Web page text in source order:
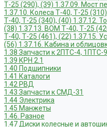
Т-25 (290), (39) 1.37.09. Мост
1.37.10. Колеса Т-40, Т-25 (310)
Т-40, Т-25 (340), (40) 1.37.12.
(38) 1.37.13. ВОМ Т-40, Т-25
Т-40, Т-25 (461), (22) 1.37.15.
(56) 1.37.16. Кабина и
1.38 Запчасти к 2ПТС-4, 1ПТС-9
1.39 КРН 2.1
1.40 Подшипники
1.41 Каталоги
1.42 РВД
1.43 Запчасти к СМД-31
1.44 Электрика
1.45 Манжеты
1.46. Разное
1.47 Диски колесные и